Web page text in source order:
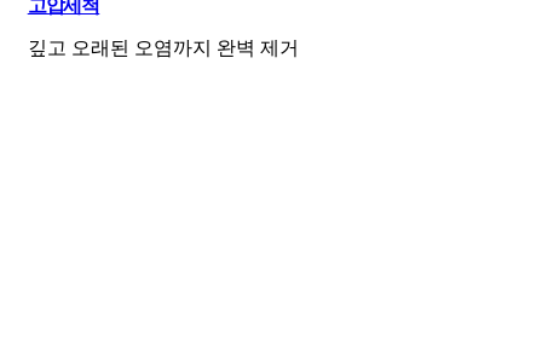
고압세척
깊고 오래된 오염까지 완벽 제거